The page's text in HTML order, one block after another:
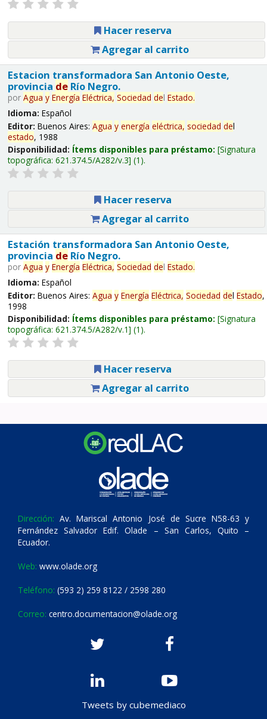
Hacer reserva
Agregar al carrito
Estacion transformadora San Antonio Oeste,
provincia deRío Negro.
por Agua y Energía Eléctrica, Sociedad del Estado.
Idioma: Español
Editor: Buenos Aires: Agua y energía eléctrica, sociedad del
estado, 1988
Disponibilidad: Ítems disponibles para préstamo: Signatura
topográfica: 621.374.5/A282/v.3 (1).
Hacer reserva
Agregar al carrito
Estación transformadora San Antonio Oeste,
provincia deRío Negro.
por Agua y Energía Eléctrica, Sociedad del Estado.
Idioma: Español
Editor: Buenos Aires: Agua y Energía Eléctrica, Sociedad del Estado,
1998
Disponibilidad: Ítems disponibles para préstamo: Signatura
topográfica: 621.374.5/A282/v.1 (1).
Hacer reserva
Agregar al carrito
Dirección: Av. Mariscal Antonio José de Sucre N58-63 y
Fernández Salvador Edif. Olade – San Carlos, Quito –
Ecuador.
Web: www.olade.org
Teléfono: (593 2) 259 8122 / 2598 280
Correo: centro.documentacion@olade.org
Tweets by cubemediaco